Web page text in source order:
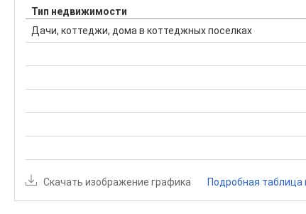
Тип недвижимости
Дачи, коттеджи, дома в коттеджных поселках
Скачать изображение графика Подробная таблица